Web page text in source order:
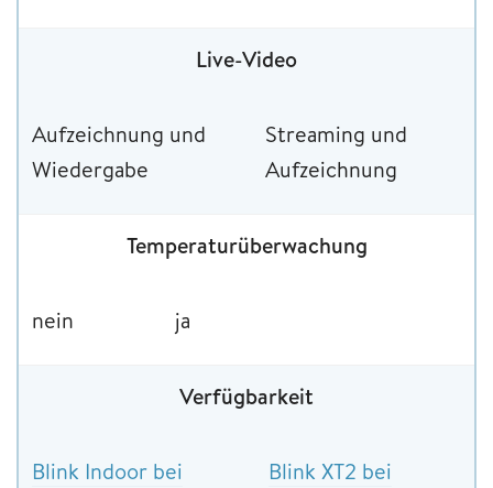
Live-Video
Aufzeichnung und
Wiedergabe
Streaming und
Aufzeichnung
Temperaturüberwachung
nein ja
Verfügbarkeit
Blink Indoor bei
Blink XT2 bei